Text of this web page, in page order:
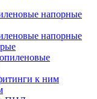
напорные
напорные
к ним